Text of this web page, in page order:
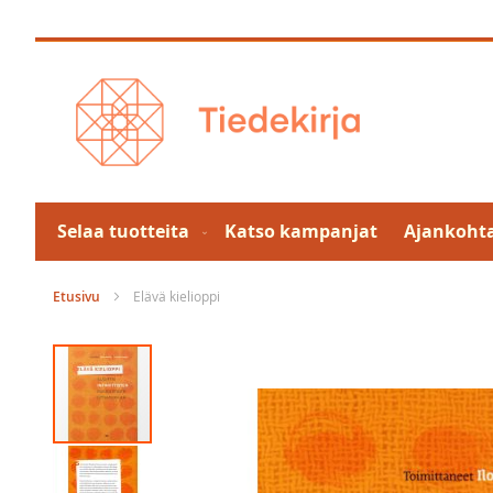
to
Selaa tuotteita Katso kampanjat
Etusivu Elävä kielioppi
Skip
the
end
of
the